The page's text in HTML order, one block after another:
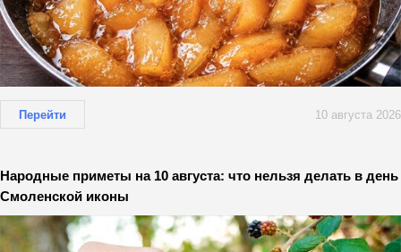
Перейти 10 августа 2026
Народные приметы на 10 августа: что нельзя делать в день
Смоленской иконы